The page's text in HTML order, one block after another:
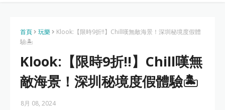
首頁 玩樂
Klook:【限時9折‼️】Chill嘆無敵海景！深圳秘境度假體
驗🏝️
Klook:【限時9折‼️】Chill嘆無
敵海景！深圳秘境度假體驗🏝️
8月 08, 2024